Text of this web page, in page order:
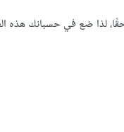
لذا ضع في حسبانك هذه